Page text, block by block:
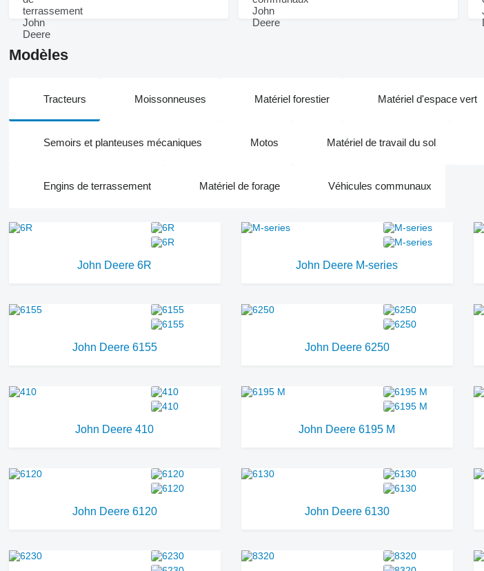
Modèles
Tracteurs Moissonneuses Matériel forestier Matériel d'espace vert
Semoirs et planteuses mécaniques Motos Matériel de travail du sol
Engins de terrassement Matériel de forage Véhicules communaux
John Deere 6R John Deere M-series
John Deere 6155 John Deere 6250
John Deere 410 John Deere 6195 M
John Deere 6120 John Deere 6130